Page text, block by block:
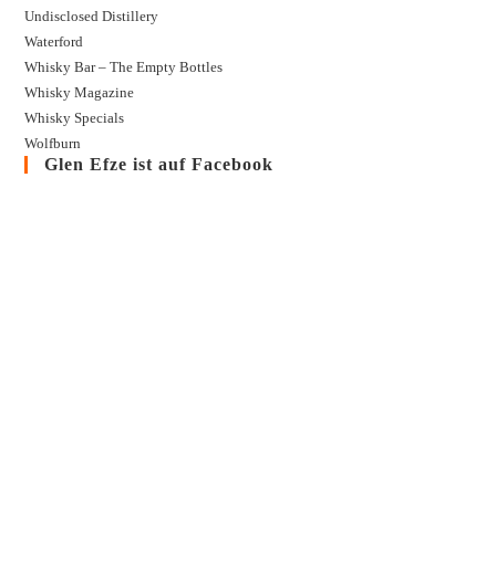
Undisclosed Distillery
Waterford
Whisky Bar – The Empty Bottles
Whisky Magazine
Whisky Specials
Wolfburn
Glen Efze ist auf Facebook